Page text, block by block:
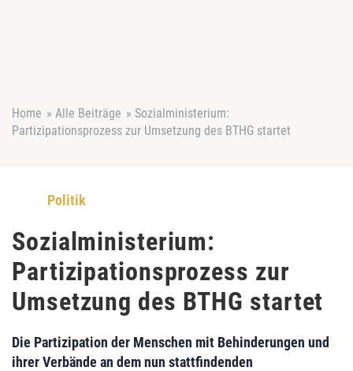
Home » Alle Beiträge » Sozialministerium:
Partizipationsprozess zur Umsetzung des BTHG startet
Politik
Sozialministerium:
Partizipationsprozess zur
Umsetzung des BTHG startet
Die Partizipation der Menschen mit Behinderungen und
ihrer Verbände an dem nun stattfindenden